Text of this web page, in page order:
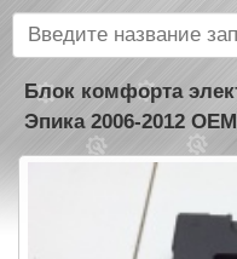
Блок комфорта
Эпика 2006-2012